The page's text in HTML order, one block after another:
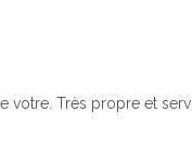
Très propre et